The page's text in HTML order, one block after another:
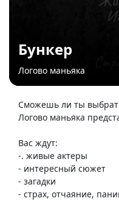
Бункер
Логово маньяка
Сможешь ли ты
Логово маньяка
Вас ждут:
-. живые актеры
- интересный сюжет
- загадки
- страх, отчаяние,